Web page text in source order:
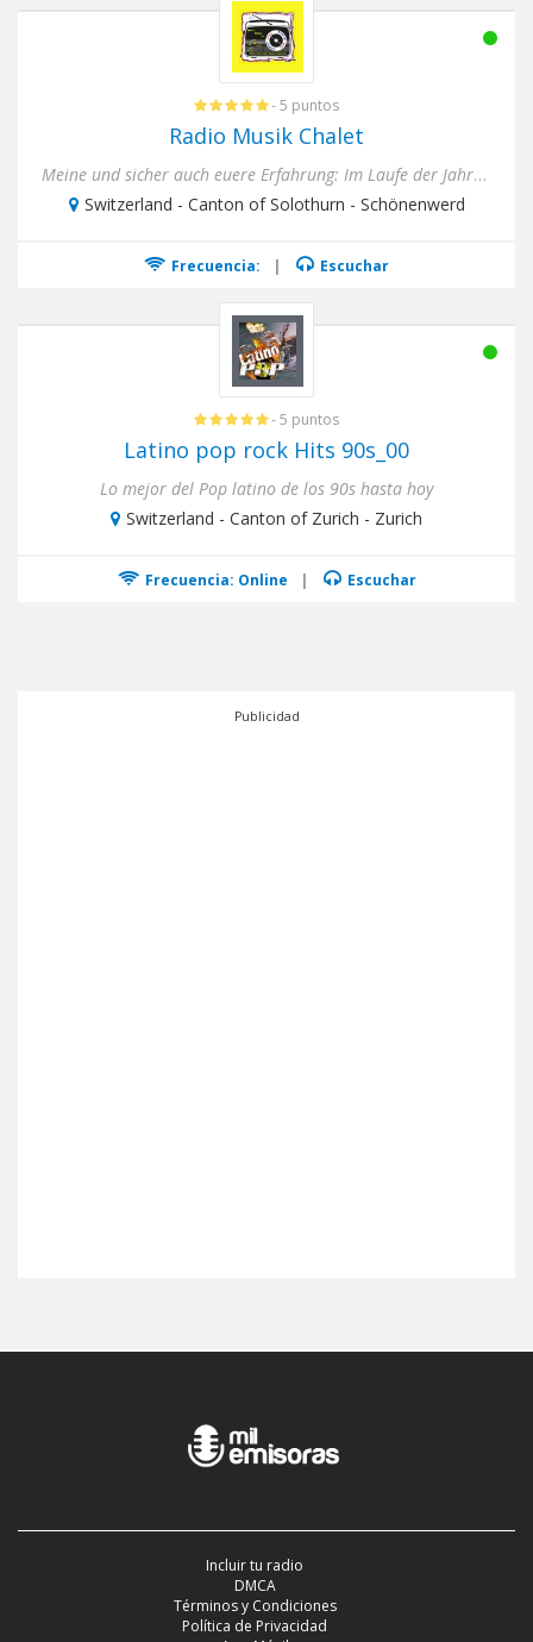
- 5 puntos
Radio Musik Chalet
Meine und sicher auch euere Erfahrung: Im Laufe der Jahre ist es mir immer wieder aufgefallen, dass im kommerziellen ...
Switzerland - Canton of Solothurn - Schönenwerd
Frecuencia: | Escuchar
- 5 puntos
Latino pop rock Hits 90s_00
Lo mejor del Pop latino de los 90s hasta hoy
Switzerland - Canton of Zurich - Zurich
Frecuencia: Online | Escuchar
Publicidad
Incluir tu radio
DMCA
Términos y Condiciones
Política de Privacidad